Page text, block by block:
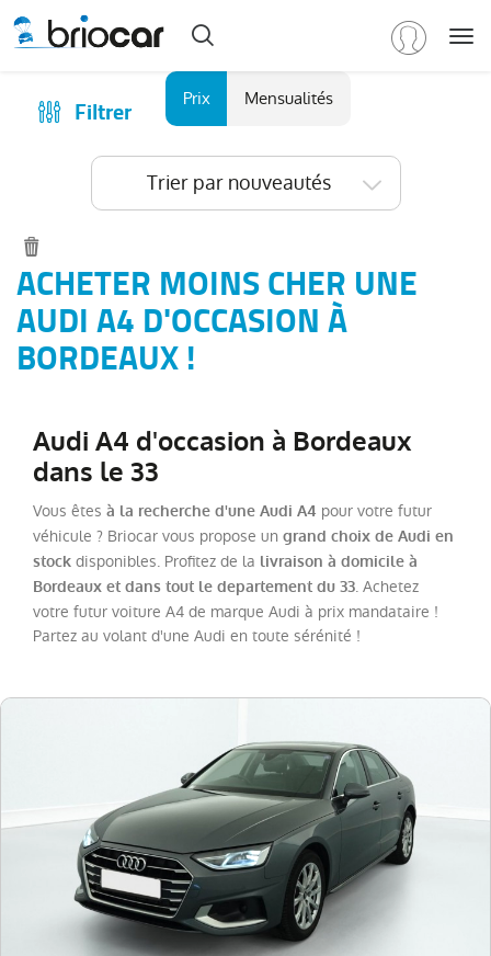
Reprise
Catalogue des marques
Les agences Briocar
Revue de presse
VOLKSWAGEN
DACIA (81)
CITROEN
NISSAN
plus
de
marques
Catégorie
Année
Couleurs
Transmission
Filtrer Prix Mensualités
Trier par nouveautés
ACHETER MOINS CHER UNE
AUDI A4 D'OCCASION À
BORDEAUX !
Audi A4 d'occasion à Bordeaux
dans le 33
Vous êtes à la recherche d'une Audi A4 pour votre futur
véhicule ? Briocar vous propose un grand choix de Audi en
stock disponibles. Profitez de la livraison à domicile à
Bordeaux et dans tout le departement du 33. Achetez
votre futur voiture A4 de marque Audi à prix mandataire !
Partez au volant d'une Audi en toute sérénité !